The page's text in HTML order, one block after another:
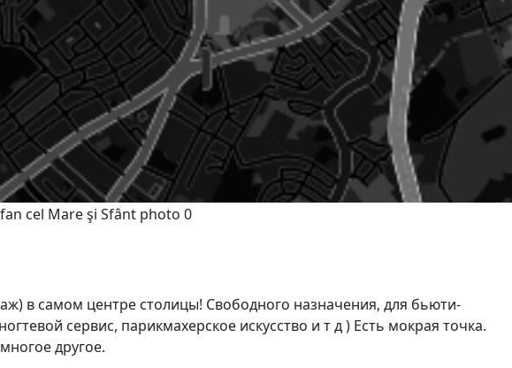
в самом центре столицы! Свободного назначения, для бьюти-
сервис, парикмахерское искусство и т д ) Есть мокрая точка.
другое.